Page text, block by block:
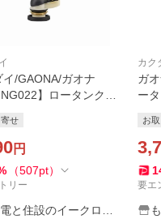
イ/GAONA/ガオナ
NG022】ロータンク排
これエエやん〔▽〕
せ
円
（507pt）
リー
と住設のイークロー
カク
ガ
ー
お
要エ